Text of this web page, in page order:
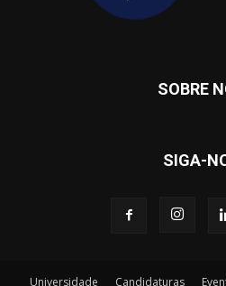
SOBRE
SIGA-
Universidade Candidaturas